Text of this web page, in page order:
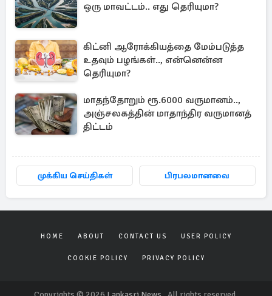
ஒரு மாவட்டம்.. எது தெரியுமா?
கிட்னி ஆரோக்கியத்தை மேம்படுத்த
உதவும் பழங்கள்.., என்னென்ன
தெரியுமா?
மாதந்தோறும் ரூ.6000 வருமானம்..,
அஞ்சலகத்தின் மாதாந்திர வருமானத்
திட்டம்
முக்கிய செய்திகள் பிரபலமானவை
HOME ABOUT CONTACT US USER POLICY
COOKIE POLICY PRIVACY POLICY